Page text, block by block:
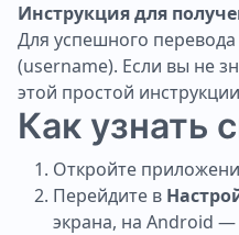
Инструкция для
Для успешного
(username). Если вы не
этой простой
Как узнать
Откройте
Перейдите в
экрана, на Android